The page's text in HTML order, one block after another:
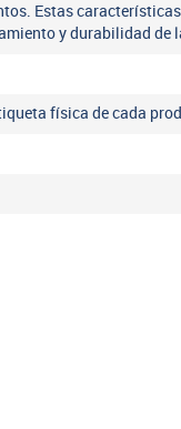
Estas
y durabilidad de
física de cada